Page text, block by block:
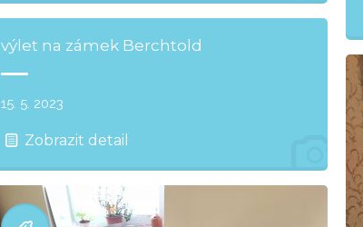
výlet na zámek Berchtold
15. 5. 2023
Zobrazit detail